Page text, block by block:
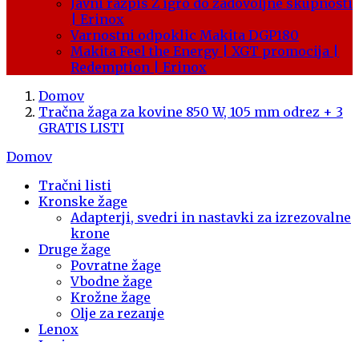
Javni razpis Z igro do zadovoljne skupnosti
| Erinox
Varnostni odpoklic Makita DGP180
Makita Feel the Energy | XGT promocija |
Redemption | Erinox
Domov
Tračna žaga za kovine 850 W, 105 mm odrez + 3
GRATIS LISTI
Domov
Tračni listi
Kronske žage
Adapterji, svedri in nastavki za izrezovalne
krone
Druge žage
Povratne žage
Vbodne žage
Krožne žage
Olje za rezanje
Lenox